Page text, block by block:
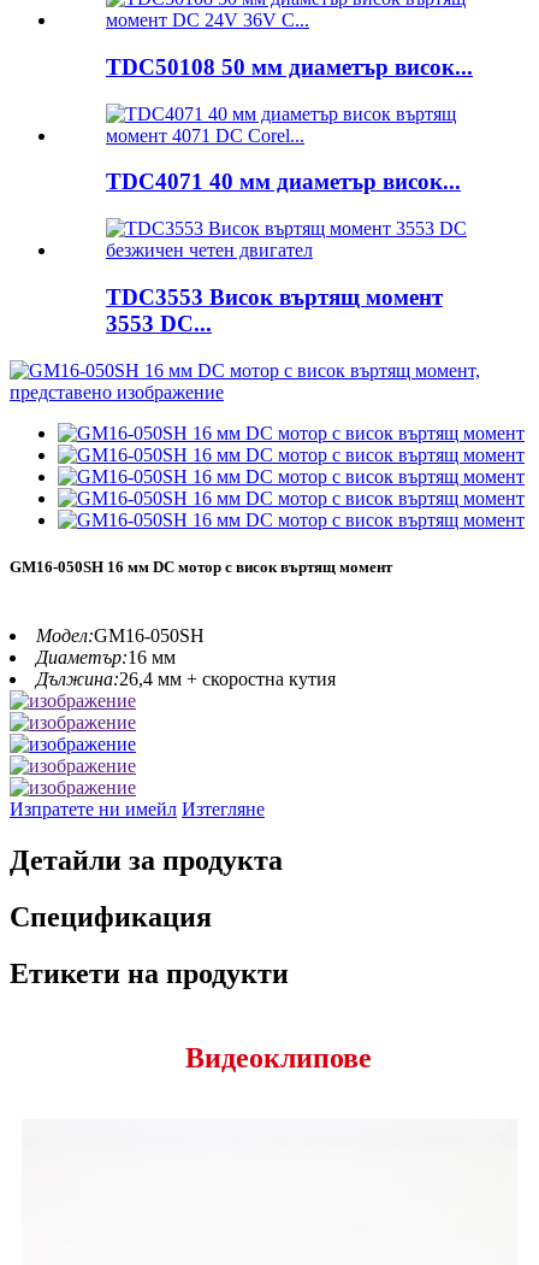
TDC50108 50 мм диаметър висок...
TDC4071 40 мм диаметър висок...
TDC3553 Висок въртящ момент
3553 DC...
GM16-050SH 16 мм DC мотор с висок въртящ момент
Модел:GM16-050SH
Диаметър:16 мм
Дължина:26,4 мм + скоростна кутия
Изпратете ни имейл Изтегляне
Детайли за продукта
Спецификация
Етикети на продукти
Видеоклипове